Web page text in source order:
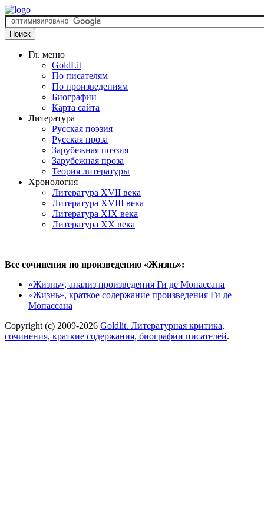
Гл. меню
GoldLit
По писателям
По произведениям
Биографии
Карта сайта
Литература
Русская поэзия
Русская проза
Зарубежная поэзия
Зарубежная проза
Теория литературы
Хронология
Литература XVII века
Литература XVIII века
Литература XIX века
Литература XX века
Все сочинения по произведению «Жизнь»:
«Жизнь», анализ произведения Ги де Мопассана
«Жизнь», краткое содержание произведения Ги де
Мопассана
Copyright (c) 2009-2026 Goldlit. Литературная критика,
сочинения, краткие содержания, биографии писателей.